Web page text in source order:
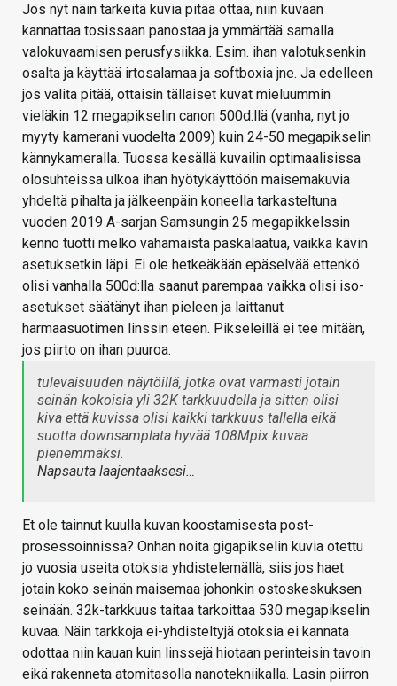
Jos nyt näin tärkeitä kuvia pitää ottaa, niin kuvaan
kannattaa tosissaan panostaa ja ymmärtää samalla
valokuvaamisen perusfysiikka. Esim. ihan valotuksenkin
osalta ja käyttää irtosalamaa ja softboxia jne. Ja edelleen
jos valita pitää, ottaisin tällaiset kuvat mieluummin
vieläkin 12 megapikselin canon 500d:llä (vanha, nyt jo
myyty kamerani vuodelta 2009) kuin 24-50 megapikselin
kännykameralla. Tuossa kesällä kuvailin optimaalisissa
olosuhteissa ulkoa ihan hyötykäyttöön maisemakuvia
yhdeltä pihalta ja jälkeenpäin koneella tarkasteltuna
vuoden 2019 A-sarjan Samsungin 25 megapikkelssin
kenno tuotti melko vahamaista paskalaatua, vaikka kävin
asetuksetkin läpi. Ei ole hetkeäkään epäselvää ettenkö
olisi vanhalla 500d:lla saanut parempaa vaikka olisi iso-
asetukset säätänyt ihan pieleen ja laittanut
harmaasuotimen linssin eteen. Pikseleillä ei tee mitään,
jos piirto on ihan puuroa.
tulevaisuuden näytöillä, jotka ovat varmasti jotain
seinän kokoisia yli 32K tarkkuudella ja sitten olisi
kiva että kuvissa olisi kaikki tarkkuus tallella eikä
suotta downsamplata hyvää 108Mpix kuvaa
pienemmäksi.
Napsauta laajentaaksesi…
Et ole tainnut kuulla kuvan koostamisesta post-
prosessoinnissa? Onhan noita gigapikselin kuvia otettu
jo vuosia useita otoksia yhdistelemällä, siis jos haet
jotain koko seinän maisemaa johonkin ostoskeskuksen
seinään. 32k-tarkkuus taitaa tarkoittaa 530 megapikselin
kuvaa. Näin tarkkoja ei-yhdisteltyjä otoksia ei kannata
odottaa niin kauan kuin linssejä hiotaan perinteisin tavoin
eikä rakenneta atomitasolla nanotekniikalla. Lasin piirron